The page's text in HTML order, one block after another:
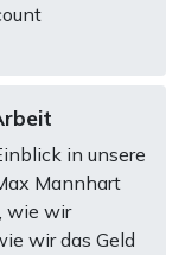
in unsere
Mannhart
wie wir
wir das Geld